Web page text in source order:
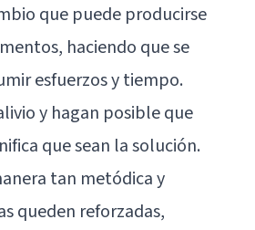
que puede producirse
haciendo que se
esfuerzos y tiempo.
y hagan posible que
que sean la solución.
tan metódica y
queden reforzadas,